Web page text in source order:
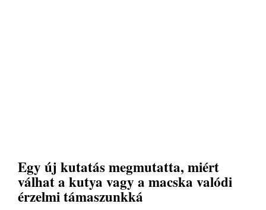
Egy új kutatás megmutatta, miért
válhat a kutya vagy a macska valódi
érzelmi támaszunkká